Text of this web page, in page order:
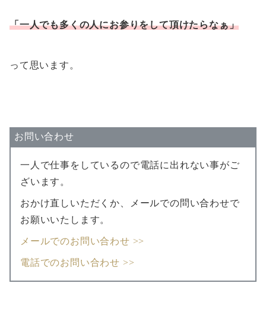
「一人でも多くの人にお参りをして頂けたらなぁ」
って思います。
お問い合わせ
一人で仕事をしているので電話に出れない事がご
ざいます。
おかけ直しいただくか、メールでの問い合わせで
お願いいたします。
メールでのお問い合わせ >>
電話でのお問い合わせ >>